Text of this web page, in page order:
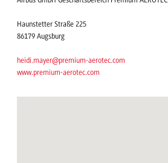
Haunstetter Straße 225
86179 Augsburg
heidi.mayer@premium-aerotec.com
www.premium-aerotec.com